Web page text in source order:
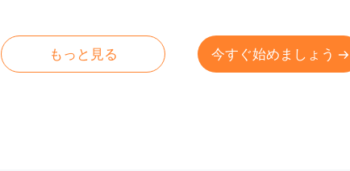
もっと見る 今すぐ始めましょう